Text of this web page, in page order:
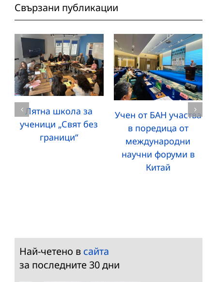
Свързани публикации
Лятна школа за
ученици „Свят без
граници“
Учен от БАН участва
в поредица от
международни
научни форуми в
Китай
Най-четено в сайта
за последните 30 дни